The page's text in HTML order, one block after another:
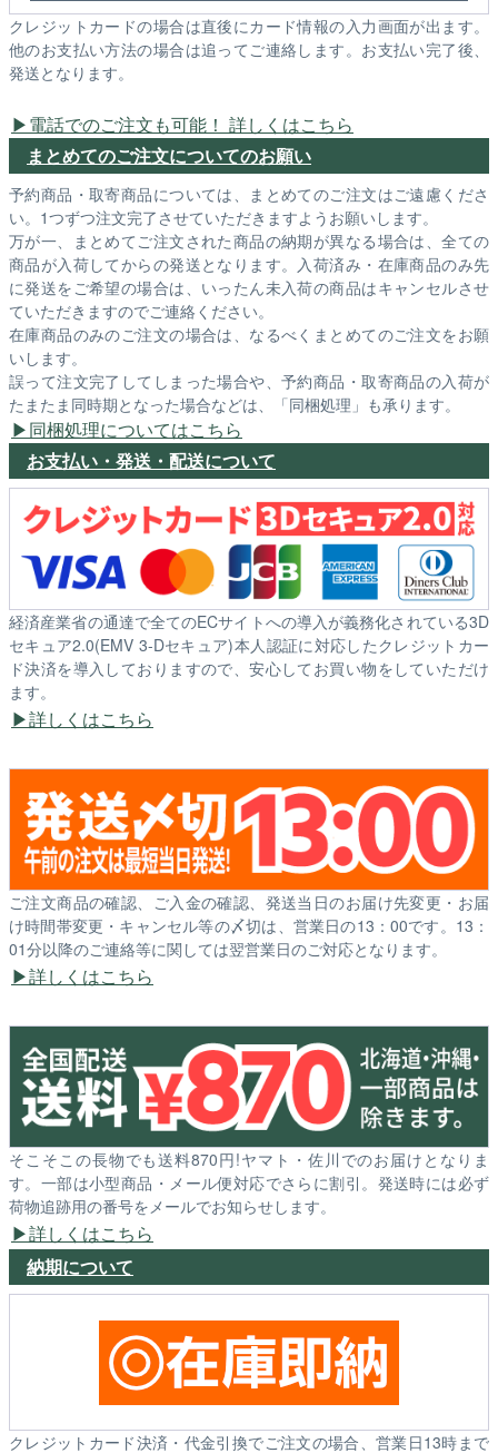
クレジットカードの場合は直後にカード情報の入力画面が出ます。
他のお支払い方法の場合は追ってご連絡します。お支払い完了後、
発送となります。
電話でのご注文も可能！ 詳しくはこちら
まとめてのご注文についてのお願い
予約商品・取寄商品については、まとめてのご注文はご遠慮くださ
い。1つずつ注文完了させていただきますようお願いします。
万が一、まとめてご注文された商品の納期が異なる場合は、全ての
商品が入荷してからの発送となります。入荷済み・在庫商品のみ先
に発送をご希望の場合は、いったん未入荷の商品はキャンセルさせ
ていただきますのでご連絡ください。
在庫商品のみのご注文の場合は、なるべくまとめてのご注文をお願
いします。
誤って注文完了してしまった場合や、予約商品・取寄商品の入荷が
たまたま同時期となった場合などは、「同梱処理」も承ります。
同梱処理についてはこちら
お支払い・発送・配送について
経済産業省の通達で全てのECサイトへの導入が義務化されている3D
セキュア2.0(EMV 3-Dセキュア)本人認証に対応したクレジットカー
ド決済を導入しておりますので、安心してお買い物をしていただけ
ます。
詳しくはこちら
ご注文商品の確認、ご入金の確認、発送当日のお届け先変更・お届
け時間帯変更・キャンセル等の〆切は、営業日の13：00です。13：
01分以降のご連絡等に関しては翌営業日のご対応となります。
詳しくはこちら
そこそこの長物でも送料870円!ヤマト・佐川でのお届けとなりま
す。一部は小型商品・メール便対応でさらに割引。発送時には必ず
荷物追跡用の番号をメールでお知らせします。
詳しくはこちら
納期について
クレジットカード決済・代金引換でご注文の場合、営業日13時まで